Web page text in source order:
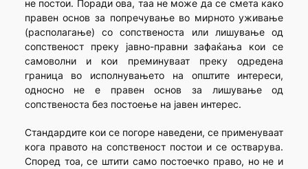
не постои. Поради ова, таа не може да се смета како
правен основ за попречување во мирното уживање
(располагање) со сопственоста или лишување од
сопственост преку јавно-правни зафаќања кои се
самоволни и кои преминуваат преку одредена
граница во исполнувањето на општите интереси,
односно не е правен основ за лишување од
сопственоста без постоење на јавен интерес.
Стандардите кои се погоре наведени, се применуваат
кога правото на сопственост постои и се остварува.
Според тоа, се штити само постоечко право, но не и